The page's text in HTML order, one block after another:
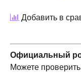
Добавить в
Официальный
Можете